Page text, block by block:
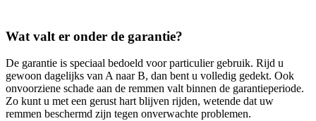
Wat valt er onder de garantie?
De garantie is speciaal bedoeld voor particulier gebruik. Rijd u
gewoon dagelijks van A naar B, dan bent u volledig gedekt. Ook
onvoorziene schade aan de remmen valt binnen de garantieperiode.
Zo kunt u met een gerust hart blijven rijden, wetende dat uw
remmen beschermd zijn tegen onverwachte problemen.